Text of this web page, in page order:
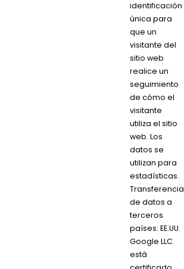
identificación
única para
que un
visitante del
sitio web
realice un
seguimiento
de cómo el
visitante
utiliza el sitio
web. Los
datos se
utilizan para
estadísticas.
Transferencia
de datos a
terceros
países: EE.UU.
Google LLC.
está